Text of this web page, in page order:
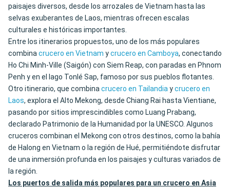
paisajes diversos, desde los arrozales de Vietnam hasta las
selvas exuberantes de Laos, mientras ofrecen escalas
culturales e históricas importantes.
Entre los itinerarios propuestos, uno de los más populares
combinacrucero en Vietnam ycrucero en Camboya, conectando
Ho Chi Minh-Ville (Saigón) con Siem Reap, con paradas en Phnom
Penh y en el lago Tonlé Sap, famoso por sus pueblos flotantes.
Otro itinerario, que combinacrucero en Tailandiaycrucero en
Laos, explora el Alto Mekong, desde Chiang Rai hasta Vientiane,
pasando por sitios imprescindibles como Luang Prabang,
declarado Patrimonio de la Humanidad por la UNESCO. Algunos
cruceros combinan el Mekong con otros destinos, como la bahía
de Halong en Vietnam o la región de Hué, permitiéndote disfrutar
de una inmersión profunda en los paisajes y culturas variados de
la región.
Los puertos de salida más populares para un crucero en Asia